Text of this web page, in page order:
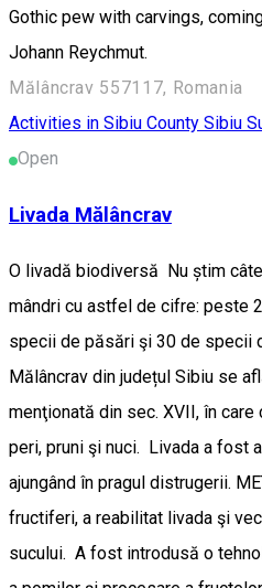
Gothic pew with carvings,
Johann Reychmut.
Mălâncrav 557117, Romania
Activities in Sibiu County Sibiu
Open
Livada Mălâncrav
O livadă biodiversă Nu știm
mândri cu astfel de cifre: peste
specii de păsări şi 30 de specii
Mălâncrav din județul Sibiu se
menţionată din sec. XVII, în
peri, pruni şi nuci. Livada a fost
ajungând în pragul distrugerii.
fructiferi, a reabilitat livada şi
sucului. A fost introdusă o